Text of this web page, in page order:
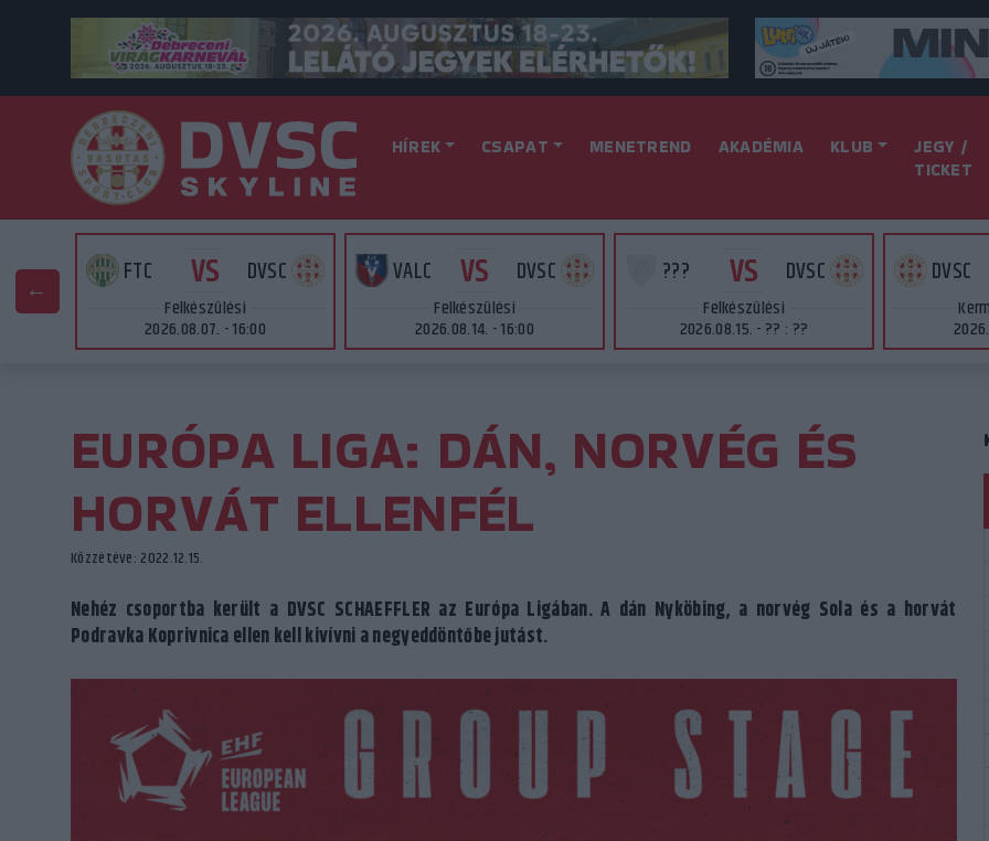
HÍREK CSAPAT MENETREND AKADÉMIA KLUB
JEGY /
TICKET
FTC VS DVSC
Felkészülési
2026.08.07. - 16:00
VALC VS DVSC
Felkészülési
2026.08.14. - 16:00
??? VS DVSC
Felkészülési
2026.08.15. - ?? : ??
DVSC
EURÓPA LIGA: DÁN, NORVÉG ÉS
HORVÁT ELLENFÉL
Közzétéve: 2022.12.15.
Nehéz csoportba került a DVSC SCHAEFFLER az Európa Ligában. A dán Nyköbing, a norvég Sola és a horvát
Podravka Koprivnica ellen kell kivívni a negyeddöntőbe jutást.